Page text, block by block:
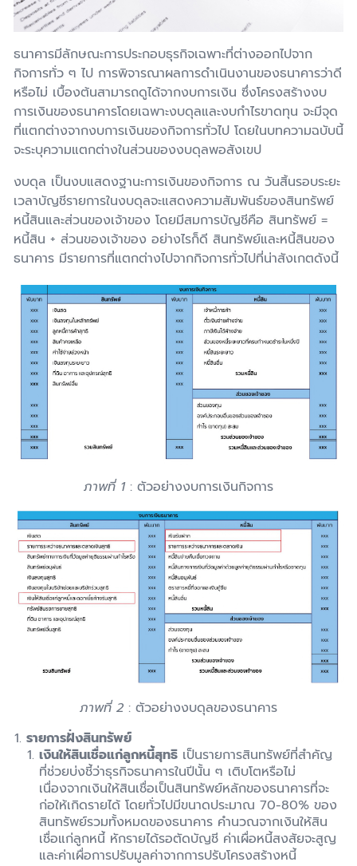
ธนาคารมีลักษณะการประกอบธุรกิจเฉพาะที่ต่างออกไปจาก
กิจการทั่ว ๆ ไป การพิจารณาผลการดำเนินงานของธนาคารว่าดี
หรือไม่ เบื้องต้นสามารถดูได้จากงบการเงิน ซึ่งโครงสร้างงบ
การเงินของธนาคารโดยเฉพาะงบดุลและงบกำไรขาดทุน จะมีจุด
ที่แตกต่างจากงบการเงินของกิจการทั่วไป โดยในบทความฉบับนี้
จะระบุความแตกต่างในส่วนของงบดุลพอสังเขป
งบดุล เป็นงบแสดงฐานะการเงินของกิจการ ณ วันสิ้นรอบระยะ
เวลาบัญชีรายการในงบดุลจะแสดงความสัมพันธ์ของสินทรัพย์
หนี้สินและส่วนของเจ้าของ โดยมีสมการบัญชีคือ สินทรัพย์ =
หนี้สิน + ส่วนของเจ้าของ อย่างไรก็ดี สินทรัพย์และหนี้สินของ
ธนาคาร มีรายการที่แตกต่างไปจากกิจการทั่วไปที่น่าสังเกตดังนี้
ภาพที่ 1 : ตัวอย่างงบการเงินกิจการ
ภาพที่ 2 : ตัวอย่างงบดุลของธนาคาร
รายการฝั่งสินทรัพย์
เงินให้สินเชื่อแก่ลูกหนี้สุทธิ เป็นรายการสินทรัพย์ที่สำคัญ
ที่ช่วยบ่งชี้ว่าธุรกิจธนาคารในปีนั้น ๆ เติบโตหรือไม่
เนื่องจากเงินให้สินเชื่อเป็นสินทรัพย์หลักของธนาคารที่จะ
ก่อให้เกิดรายได้ โดยทั่วไปมีขนาดประมาณ 70-80% ของ
สินทรัพย์รวมทั้งหมดของธนาคาร คำนวณจากเงินให้สิน
เชื่อแก่ลูกหนี้ หักรายได้รอตัดบัญชี ค่าเผื่อหนี้สงสัยจะสูญ
และค่าเผื่อการปรับมูลค่าจากการปรับโครงสร้างหนี้